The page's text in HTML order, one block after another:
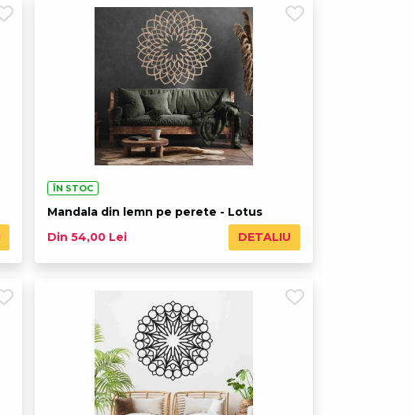
ÎN STOC
Mandala din lemn pe perete - Lotus
Din 54,00 Lei
DETALIU